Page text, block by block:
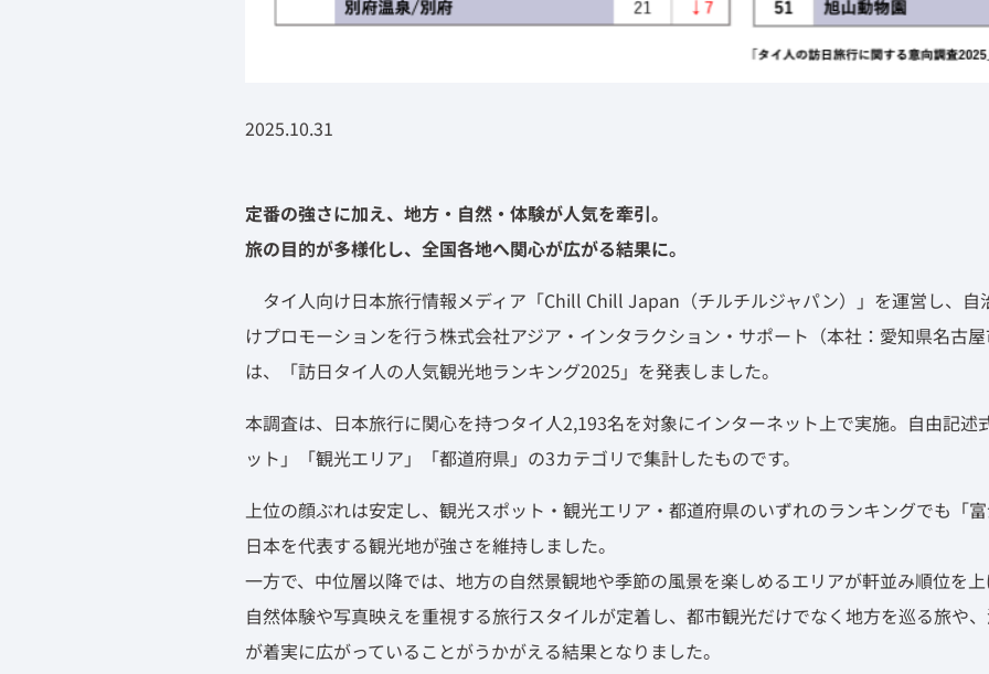
2025.10.31
定番の強さに加え、地方・自然・体験が人気を牽引。
旅の目的が多様化し、全国各地へ関心が広がる結果に。
タイ人向け日本旅行情報メディア「Chill Chill Japan（チルチルジャパン）」を運営し、自
けプロモーションを行う株式会社アジア・インタラクション・サポート（本社：愛知県名古
は、「訪日タイ人の人気観光地ランキング2025」を発表しました。
本調査は、日本旅行に関心を持つタイ人2,193名を対象にインターネット上で実施。自由記述
ット」「観光エリア」「都道府県」の3カテゴリで集計したものです。
上位の顔ぶれは安定し、観光スポット・観光エリア・都道府県のいずれのランキングでも「
日本を代表する観光地が強さを維持しました。
一方で、中位層以降では、地方の自然景観地や季節の風景を楽しめるエリアが軒並み順位を
自然体験や写真映えを重視する旅行スタイルが定着し、都市観光だけでなく地方を巡る旅や
が着実に広がっていることがうかがえる結果となりました。